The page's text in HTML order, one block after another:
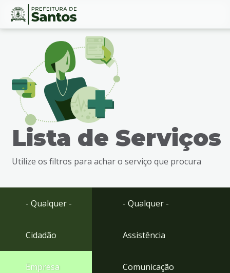
Ir
busca
Ir
Conteúdo
Lista de Serviços
Utilize os filtros para achar o serviço que procura
- Qualquer -
Cidadão
Empresa
- Qualquer -
Assistência
Comunicação